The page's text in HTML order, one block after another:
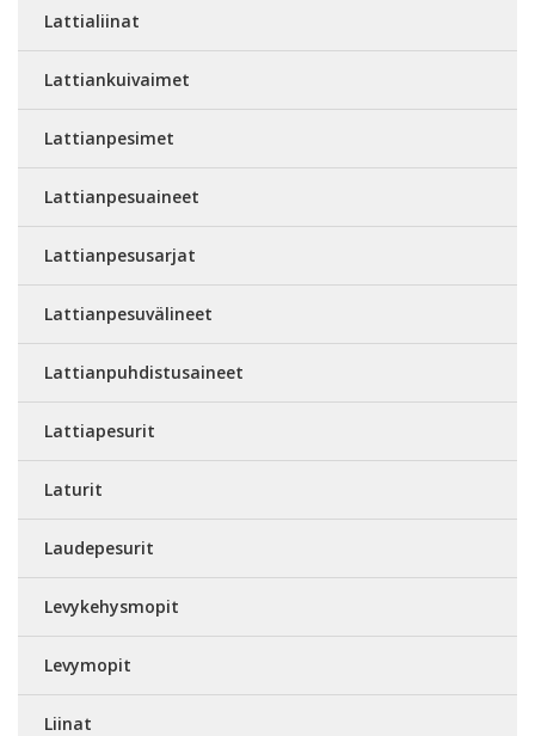
Lattialiinat
Lattiankuivaimet
Lattianpesimet
Lattianpesuaineet
Lattianpesusarjat
Lattianpesuvälineet
Lattianpuhdistusaineet
Lattiapesurit
Laturit
Laudepesurit
Levykehysmopit
Levymopit
Liinat